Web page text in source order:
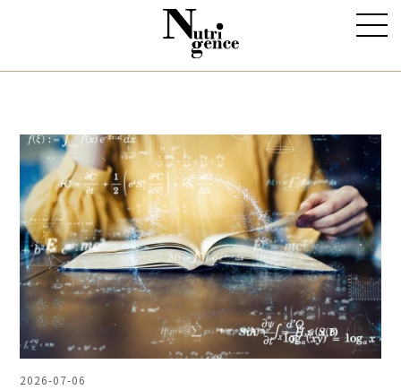
2026-07-06